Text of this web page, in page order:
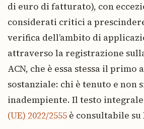
di euro di fatturato), con
considerati critici a
verifica dell’ambito di
attraverso la registrazione
ACN, che è essa stessa il primo
sostanziale: chi è tenuto e non
inadempiente. Il testo
(UE) 2022/2555 è consultabile su